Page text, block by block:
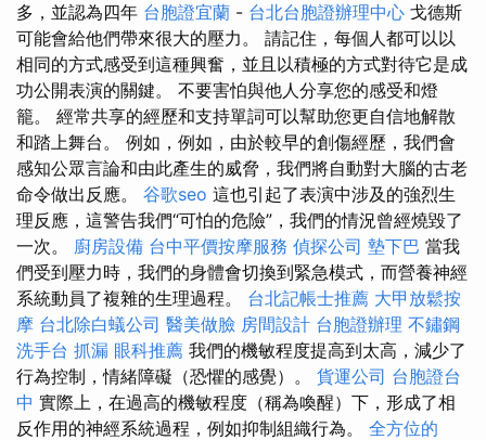
多，並認為四年 台胞證宜蘭 - 台北台胞證辦理中心 戈德斯
可能會給他們帶來很大的壓力。 請記住，每個人都可以以
相同的方式感受到這種興奮，並且以積極的方式對待它是成
功公開表演的關鍵。 不要害怕與他人分享您的感受和燈
籠。 經常共享的經歷和支持單詞可以幫助您更自信地解散
和踏上舞台。 例如，例如，由於較早的創傷經歷，我們會
感知公眾言論和由此產生的威脅，我們將自動對大腦的古老
命令做出反應。 谷歌seo 這也引起了表演中涉及的強烈生
理反應，這警告我們“可怕的危險”，我們的情況曾經燒毀了
一次。 廚房設備 台中平價按摩服務 偵探公司 墊下巴 當我
們受到壓力時，我們的身體會切換到緊急模式，而營養神經
系統動員了複雜的生理過程。 台北記帳士推薦 大甲放鬆按
摩 台北除白蟻公司 醫美做臉 房間設計 台胞證辦理 不鏽鋼
洗手台 抓漏 眼科推薦 我們的機敏程度提高到太高，減少了
行為控制，情緒障礙（恐懼的感覺）。 貨運公司 台胞證台
中 實際上，在過高的機敏程度（稱為喚醒）下，形成了相
反作用的神經系統過程，例如抑制組織行為。 全方位的